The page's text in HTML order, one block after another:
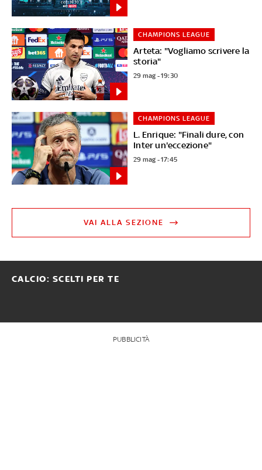
Arteta: "Vogliamo scrivere la
storia"
CHAMPIONS LEAGUE
29 mag - 19:30
L. Enrique: "Finali dure, con
Inter un'eccezione"
CHAMPIONS LEAGUE
29 mag - 17:45
VAI ALLA SEZIONE
CALCIO: SCELTI PER TE
PUBBLICITÀ